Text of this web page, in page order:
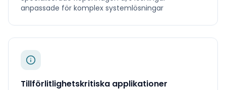
anpassade för komplex systemlösningar
Tillförlitlighetskritiska applikationer